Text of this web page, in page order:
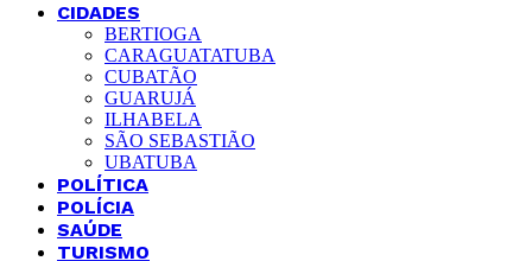
CIDADES
BERTIOGA
CARAGUATATUBA
CUBATÃO
GUARUJÁ
ILHABELA
SÃO SEBASTIÃO
UBATUBA
POLÍTICA
POLÍCIA
SAÚDE
TURISMO